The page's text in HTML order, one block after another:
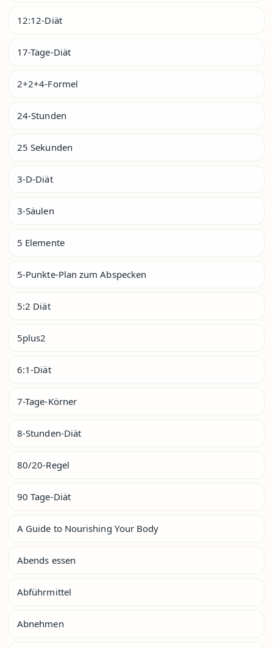
12:12-Diät
17-Tage-Diät
2+2+4-Formel
24-Stunden
25 Sekunden
3-D-Diät
3-Säulen
5 Elemente
5-Punkte-Plan zum Abspecken
5:2 Diät
5plus2
6:1-Diät
7-Tage-Körner
8-Stunden-Diät
80/20-Regel
90 Tage-Diät
A Guide to Nourishing Your Body
Abends essen
Abführmittel
Abnehmen